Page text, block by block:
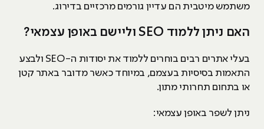
משתמש מיטבית הם עדיין גורמים מרכזיים בדירוג.
האם ניתן ללמוד SEO וליישם באופן עצמאי?
בעלי אתרים רבים בוחרים ללמוד את יסודות ה-SEO ולבצע
התאמות בסיסיות בעצמם, במיוחד כאשר מדובר באתר קטן
או בתחום תחרותי מתון.
ניתן לשפר באופן עצמאי: